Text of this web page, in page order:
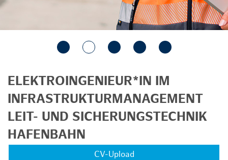
ELEKTROINGENIEUR*IN IM
INFRASTRUKTURMANAGEMENT
LEIT- UND SICHERUNGSTECHNIK
HAFENBAHN
CV-Upload